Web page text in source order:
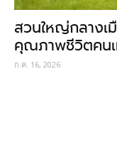
สวนใหญ่กลางเ
คุณภาพชีวิตคน
ก.ค. 16, 2026